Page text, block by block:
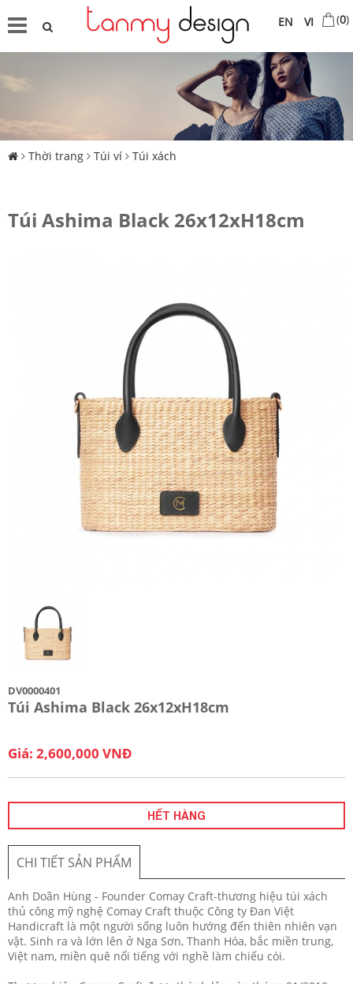
VI
EN (0)
Thời trang Túi ví Túi xách
Túi Ashima Black 26x12xH18cm
DV0000401
Túi Ashima Black 26x12xH18cm
Giá: 2,600,000 VNĐ
HẾT HÀNG
CHI TIẾT SẢN PHẨM
Anh Doãn Hùng - Founder Comay Craft-thương hiệu túi xách
thủ công mỹ nghệ Comay Craft thuộc Công ty Đan Việt
Handicraft là một người sống luôn hướng đến thiên nhiên vạn
vật. Sinh ra và lớn lên ở Nga Sơn, Thanh Hóa, bắc miền trung,
Việt nam, miền quê nổi tiếng với nghề làm chiếu cói.